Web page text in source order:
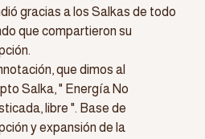
gracias a los Salkas de todo
que compartieron su
que dimos al
Salka, " Energía No
libre ". Base de
y expansión de la